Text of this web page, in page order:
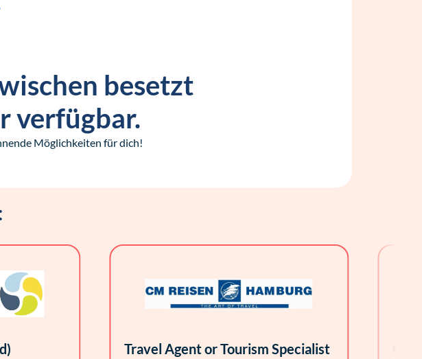
besetzt
verfügbar.
Möglichkeiten für dich!
Travel Agent or Tourism Specialist